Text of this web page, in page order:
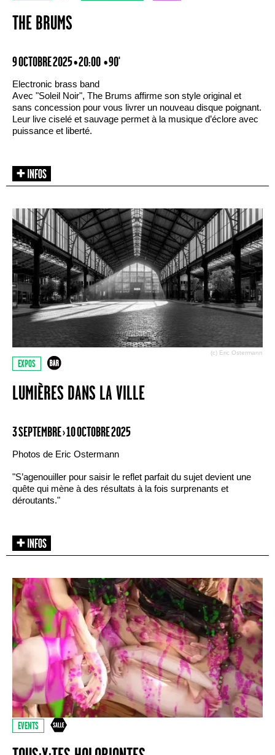
THE BRUMS
9 OCTOBRE 2025 • 20:00 • 90'
Electronic brass band
Avec "Soleil Noir", The Brums affirme son style original et
sans concession pour vous livrer un nouveau disque poignant.
Leur live ciselé et sauvage permet à la musique d’éclore avec
puissance et liberté.
(c) Eric Ostermann
EXPOS
LUMIÈRES DANS LA VILLE
3 SEPTEMBRE › 10 OCTOBRE 2025
Photos de Eric Ostermann
"S’agenouiller pour saisir le reflet parfait du sujet devient une
quête qui mène à des résultats à la fois surprenants et
déroutants."
EVENTS